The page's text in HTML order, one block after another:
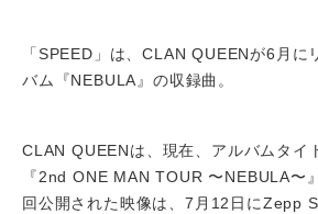
「SPEED」は、CLAN QUEENが6月に
バム『NEBULA』の収録曲。
CLAN QUEENは、現在、アルバムタイ
『2nd ONE MAN TOUR 〜NEBULA〜
回公開された映像は、7月12日にZepp